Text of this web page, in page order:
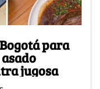
para
jugosa